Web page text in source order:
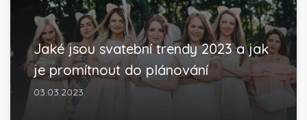
Jaké jsou svatební trendy 2023 a jak
je promítnout do plánování
03.03.2023